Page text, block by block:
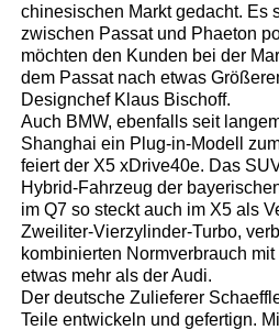
chinesischen Markt gedacht. Es
zwischen Passat und Phaeton
möchten den Kunden bei der
dem Passat nach etwas
Designchef Klaus Bischoff.
Auch BMW, ebenfalls seit
Shanghai ein Plug-in-Modell
feiert der X5 xDrive40e. Das
Hybrid-Fahrzeug der
im Q7 so steckt auch im X5 als
Zweiliter-Vierzylinder-Turbo,
kombinierten Normverbrauch
etwas mehr als der Audi.
Der deutsche Zulieferer
Teile entwickeln und gefertign.